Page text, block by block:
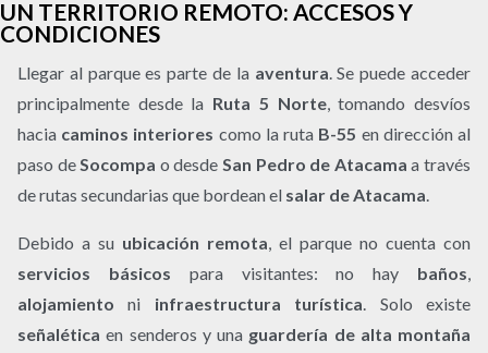
UN TERRITORIO REMOTO: ACCESOS Y
CONDICIONES
Llegar al parque es parte de la aventura. Se puede acceder
principalmente desde la Ruta 5 Norte, tomando desvíos
hacia caminos interiores como la ruta B-55 en dirección al
paso deSocompa o desdeSan Pedro de Atacama a través
de rutas secundarias que bordean el salar de Atacama.
Debido a su ubicación remota, el parque no cuenta con
servicios básicos para visitantes: no hay baños,
alojamiento ni infraestructura turística. Solo existe
señalética en senderos y una guardería de alta montaña